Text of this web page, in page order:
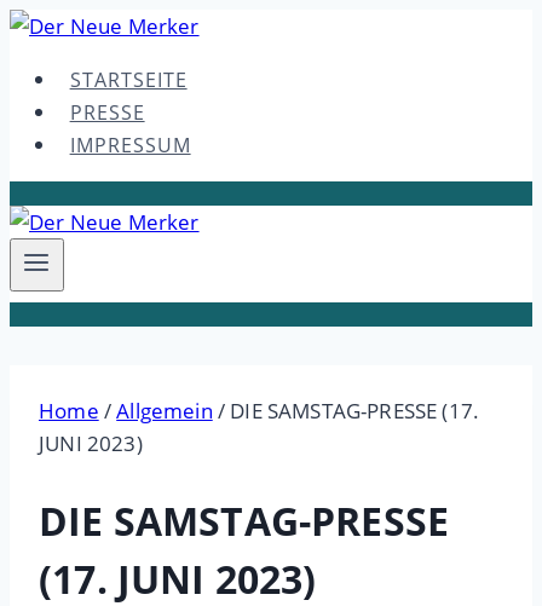
Skip
contentSTARTSEITE
PRESSE
IMPRESSUM
Home /Allgemein / DIE SAMSTAG-PRESSE (17.
JUNI 2023)
DIE SAMSTAG-PRESSE
(17. JUNI 2023)